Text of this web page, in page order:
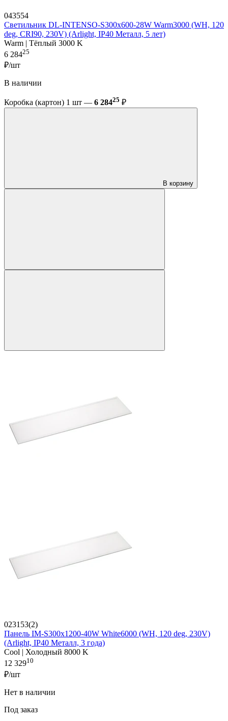
043554
Светильник DL-INTENSO-S300x600-28W Warm3000 (WH, 120
deg, CRI90, 230V) (Arlight, IP40 Металл, 5 лет)
Warm | Тёплый 3000 K
6 28425
₽/шт
В наличии
Коробка (картон) 1 шт — 6 28425 ₽
В корзину
023153(2)
Панель IM-S300x1200-40W White6000 (WH, 120 deg, 230V)
(Arlight, IP40 Металл, 3 года)
Cool | Холодный 8000 K
12 32910
₽/шт
Нет в наличии
Под заказ